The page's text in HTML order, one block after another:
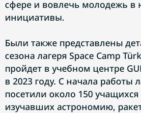
сфере и вовлечь молодежь в
инициативы.
Были также представлены
сезона лагеря Space Camp
пройдет в учебном центре
в 2023 году. С начала работы
посетили около 150 учащихся
изучавших астрономию,